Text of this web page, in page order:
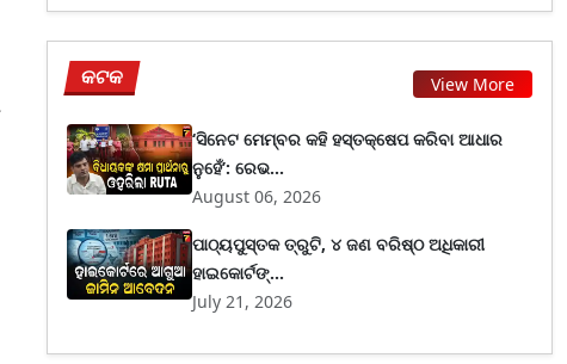
କଟକ View More
‘ସିନେଟ ମେମ୍ବର କହି ହସ୍ତକ୍ଷେପ କରିବା ଆଧାର
ନୁହେଁ’: ରେଭ...
August 06, 2026
ପାଠ୍ୟପୁସ୍ତକ ତ୍ରୁଟି, ୪ ଜଣ ବରିଷ୍ଠ ଅଧିକାରୀ
ହାଇକୋର୍ଟଙ୍...
July 21, 2026